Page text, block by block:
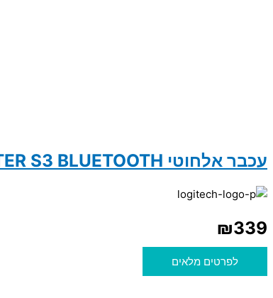
עכבר אלחוטי LOGITECH MX MASTER S3 BLUETOOTH
₪339
לפרטים מלאים